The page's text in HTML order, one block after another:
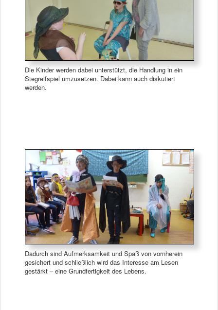
Die Kinder werden dabei unterstützt, die Handlung in ein
Stegreifspiel umzusetzen. Dabei kann auch diskutiert
werden.
Dadurch sind Aufmerksamkeit und Spaß von vornherein
gesichert und schließlich wird das Interesse am Lesen
gestärkt – eine Grundfertigkeit des Lebens.